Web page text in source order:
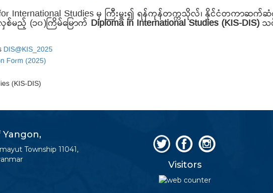
for International Studies မှ ကြီးမှူး၍ ရန်ကုန်တက္ကသိုလ်၊ နိုင်ငံတကာဆက်ဆံ
မည့် (၁၀)ကြိမ်မြောက် Diploma in International Studies (KIS-DIS)သ
DIS@KIS_2025
Form (2025)
Yangon,
Township 11041,
Visitors